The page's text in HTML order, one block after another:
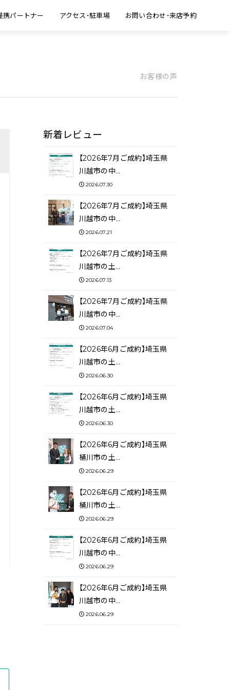
携パートナー アクセス・駐車場 お問い合わせ・来店予約
お客様の声
新着レビュー
【2026年7月ご成約】埼玉県
川越市の中…
2026.07.30
【2026年7月ご成約】埼玉県
川越市の中…
2026.07.21
【2026年7月ご成約】埼玉県
川越市の土…
2026.07.13
【2026年7月ご成約】埼玉県
川越市の中…
2026.07.04
【2026年6月ご成約】埼玉県
川越市の土…
2026.06.30
【2026年6月ご成約】埼玉県
川越市の土…
2026.06.30
【2026年6月ご成約】埼玉県
桶川市の土…
2026.06.29
【2026年6月ご成約】埼玉県
桶川市の土…
2026.06.29
【2026年6月ご成約】埼玉県
川越市の中…
2026.06.29
【2026年6月ご成約】埼玉県
川越市の中…
2026.06.29